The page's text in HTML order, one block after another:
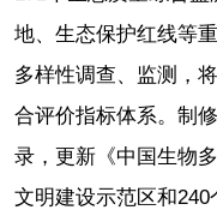
地、生态保护红线等
多样性调查、监测，
合评价指标体系。制
录，更新《中国生物
文明建设示范区和240